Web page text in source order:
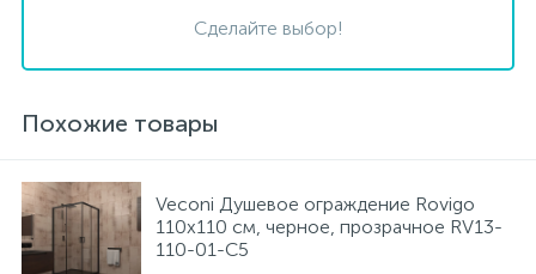
Сделайте выбор!
Похожие товары
Veconi Душевое ограждение Rovigo
110х110 см, черное, прозрачное RV13-
110-01-C5